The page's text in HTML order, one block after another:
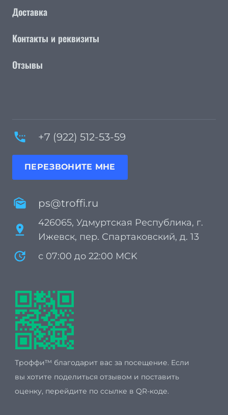
Доставка
Контакты и реквизиты
Отзывы
settings_phone +7 (922) 512-53-59
ПЕРЕЗВОНИТЕ МНЕ
mark_as_unread ps@troffi.ru
pin_drop
426065, Удмуртская Республика, г.
Ижевск, пер. Спартаковский, д. 13
update с 07:00 до 22:00 MCK
Троффи™ благодарит вас за посещение. Если
вы хотите поделиться отзывом и поставить
оценку, перейдите по ссылке в QR-коде.